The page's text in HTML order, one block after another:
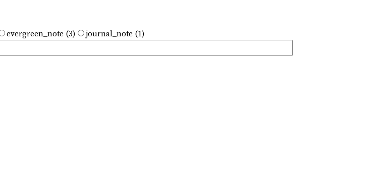
evergreen_note (3) journal_note (1)